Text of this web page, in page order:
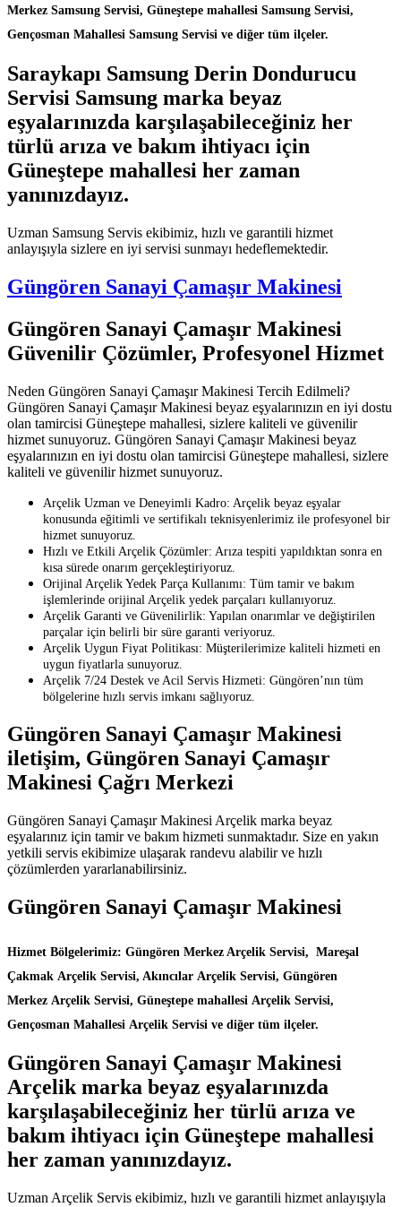
Merkez Samsung Servisi, Güneştepe mahallesi Samsung Servisi,
Gençosman Mahallesi Samsung Servisi ve diğer tüm ilçeler.
Saraykapı Samsung Derin Dondurucu
Servisi Samsung marka beyaz
eşyalarınızda karşılaşabileceğiniz her
türlü arıza ve bakım ihtiyacı için
Güneştepe mahallesi her zaman
yanınızdayız.
Uzman Samsung Servis ekibimiz, hızlı ve garantili hizmet
anlayışıyla sizlere en iyi servisi sunmayı hedeflemektedir.
Güngören Sanayi Çamaşır Makinesi
Güngören Sanayi Çamaşır Makinesi
Güvenilir Çözümler, Profesyonel Hizmet
Neden Güngören Sanayi Çamaşır Makinesi Tercih Edilmeli?
Güngören Sanayi Çamaşır Makinesi beyaz eşyalarınızın en iyi dostu
olan tamircisi Güneştepe mahallesi, sizlere kaliteli ve güvenilir
hizmet sunuyoruz. Güngören Sanayi Çamaşır Makinesi beyaz
eşyalarınızın en iyi dostu olan tamircisi Güneştepe mahallesi, sizlere
kaliteli ve güvenilir hizmet sunuyoruz.
Arçelik Uzman ve Deneyimli Kadro: Arçelik beyaz eşyalar
konusunda eğitimli ve sertifikalı teknisyenlerimiz ile profesyonel bir
hizmet sunuyoruz.
Hızlı ve Etkili Arçelik Çözümler: Arıza tespiti yapıldıktan sonra en
kısa sürede onarım gerçekleştiriyoruz.
Orijinal Arçelik Yedek Parça Kullanımı: Tüm tamir ve bakım
işlemlerinde orijinal Arçelik yedek parçaları kullanıyoruz.
Arçelik Garanti ve Güvenilirlik: Yapılan onarımlar ve değiştirilen
parçalar için belirli bir süre garanti veriyoruz.
Arçelik Uygun Fiyat Politikası: Müşterilerimize kaliteli hizmeti en
uygun fiyatlarla sunuyoruz.
Arçelik 7/24 Destek ve Acil Servis Hizmeti: Güngören’nın tüm
bölgelerine hızlı servis imkanı sağlıyoruz.
Güngören Sanayi Çamaşır Makinesi
iletişim, Güngören Sanayi Çamaşır
Makinesi Çağrı Merkezi
Güngören Sanayi Çamaşır Makinesi Arçelik marka beyaz
eşyalarınız için tamir ve bakım hizmeti sunmaktadır. Size en yakın
yetkili servis ekibimize ulaşarak randevu alabilir ve hızlı
çözümlerden yararlanabilirsiniz.
Güngören Sanayi Çamaşır Makinesi
Hizmet Bölgelerimiz: Güngören Merkez Arçelik Servisi, Mareşal
Çakmak Arçelik Servisi, Akıncılar Arçelik Servisi, Güngören
Merkez Arçelik Servisi, Güneştepe mahallesi Arçelik Servisi,
Gençosman Mahallesi Arçelik Servisi ve diğer tüm ilçeler.
Güngören Sanayi Çamaşır Makinesi
Arçelik marka beyaz eşyalarınızda
karşılaşabileceğiniz her türlü arıza ve
bakım ihtiyacı için Güneştepe mahallesi
her zaman yanınızdayız.
Uzman Arçelik Servis ekibimiz, hızlı ve garantili hizmet anlayışıyla